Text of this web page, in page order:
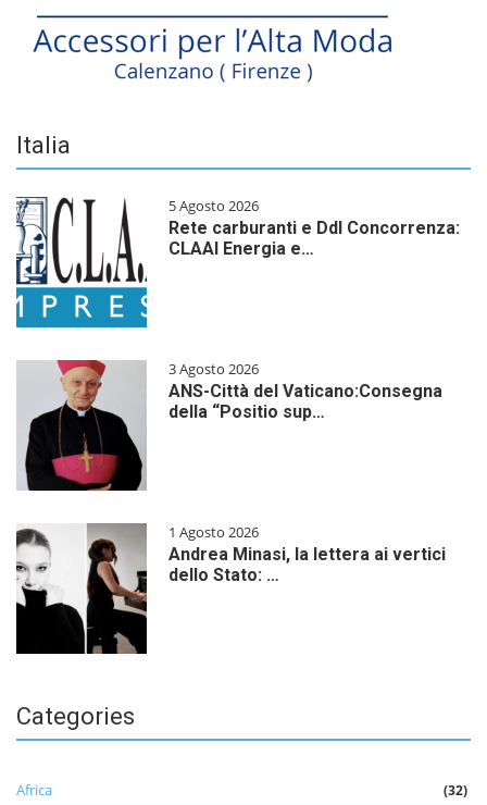
Italia
5 Agosto 2026
Rete carburanti e Ddl Concorrenza:
CLAAI Energia e…
3 Agosto 2026
ANS-Città del Vaticano:Consegna
della “Positio sup…
1 Agosto 2026
Andrea Minasi, la lettera ai vertici
dello Stato: …
Categories
Africa (32)